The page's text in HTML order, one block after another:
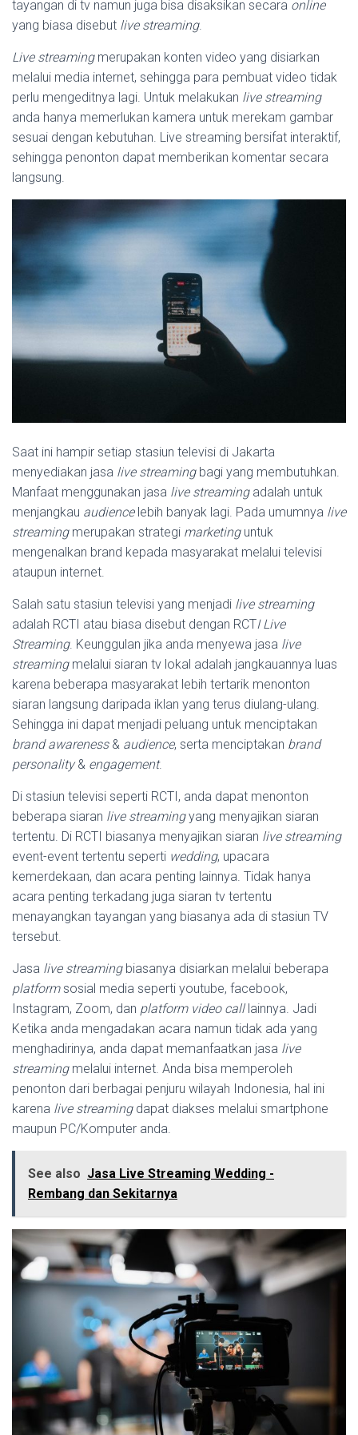
tayangan di tv namun juga bisa disaksikan secara online
yang biasa disebut live streaming.
Live streamingmerupakan konten video yang disiarkan
melalui media internet, sehingga para pembuat video tidak
perlu mengeditnya lagi. Untuk melakukan live streaming
anda hanya memerlukan kamera untuk merekam gambar
sesuai dengan kebutuhan. Live streaming bersifat interaktif,
sehingga penonton dapat memberikan komentar secara
langsung.
Saat ini hampir setiap stasiun televisi di Jakarta
menyediakan jasa live streamingbagi yang membutuhkan.
Manfaat menggunakan jasa live streamingadalah untuk
menjangkau audiencelebih banyak lagi. Pada umumnya live
streamingmerupakan strategi marketinguntuk
mengenalkan brand kepada masyarakat melalui televisi
ataupun internet.
Salah satu stasiun televisi yang menjadi live streaming
adalah RCTI atau biasa disebut dengan RCTI Live
Streaming. Keunggulan jika anda menyewa jasa live
streamingmelalui siaran tv lokal adalah jangkauannya luas
karena beberapa masyarakat lebih tertarik menonton
siaran langsung daripada iklan yang terus diulang-ulang.
Sehingga ini dapat menjadi peluang untuk menciptakan
brand awareness& audience, serta menciptakan brand
personality& engagement.
Di stasiun televisi seperti RCTI, anda dapat menonton
beberapa siaran live streamingyang menyajikan siaran
tertentu. Di RCTI biasanya menyajikan siaran live streaming
event-event tertentu seperti wedding, upacara
kemerdekaan, dan acara penting lainnya. Tidak hanya
acara penting terkadang juga siaran tv tertentu
menayangkan tayangan yang biasanya ada di stasiun TV
tersebut.
Jasa live streamingbiasanya disiarkan melalui beberapa
platformsosial media seperti youtube, facebook,
Instagram, Zoom, dan platform video calllainnya. Jadi
Ketika anda mengadakan acara namun tidak ada yang
menghadirinya, anda dapat memanfaatkan jasa live
streamingmelalui internet. Anda bisa memperoleh
penonton dari berbagai penjuru wilayah Indonesia, hal ini
karena live streamingdapat diakses melalui smartphone
maupun PC/Komputer anda.
See also Jasa Live Streaming Wedding -
Rembang dan Sekitarnya